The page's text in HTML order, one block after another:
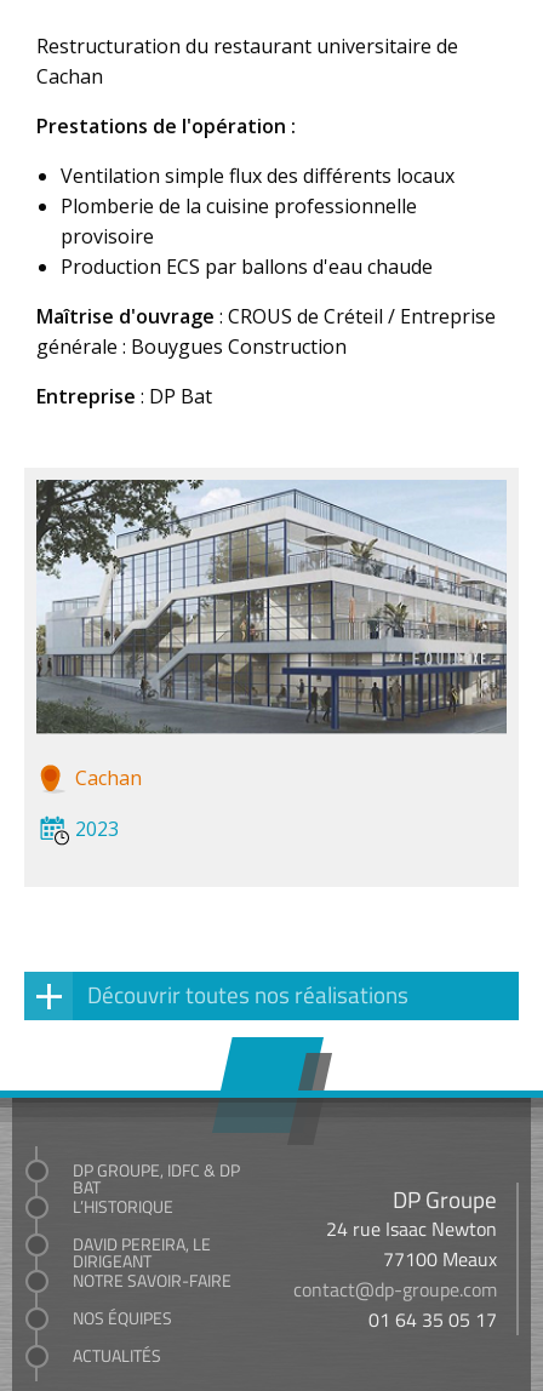
Restructuration du restaurant universitaire de
Cachan
Prestations de l'opération :
Ventilation simple flux des différents locaux
Plomberie de la cuisine professionnelle
provisoire
Production ECS par ballons d'eau chaude
Maîtrise d'ouvrage : CROUS de Créteil / Entreprise
générale : Bouygues Construction
Entreprise : DP Bat
Cachan
2023
Découvrir toutes nos réalisations
DP GROUPE, IDFC & DP
BAT
L’HISTORIQUE
DAVID PEREIRA, LE
DIRIGEANT
NOTRE SAVOIR-FAIRE
NOS ÉQUIPES
ACTUALITÉS
DP Groupe
24 rue Isaac Newton
77100 Meaux
contact@dp-groupe.com
01 64 35 05 17